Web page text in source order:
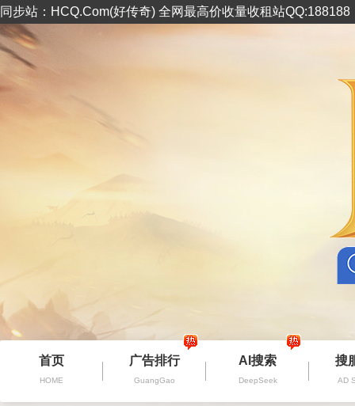
同步站：HCQ.Com(好传奇) 全网最高价收量收租站
首页
HOME
广告排行
GuangGao
AI搜索
DeepSeek
搜
AD